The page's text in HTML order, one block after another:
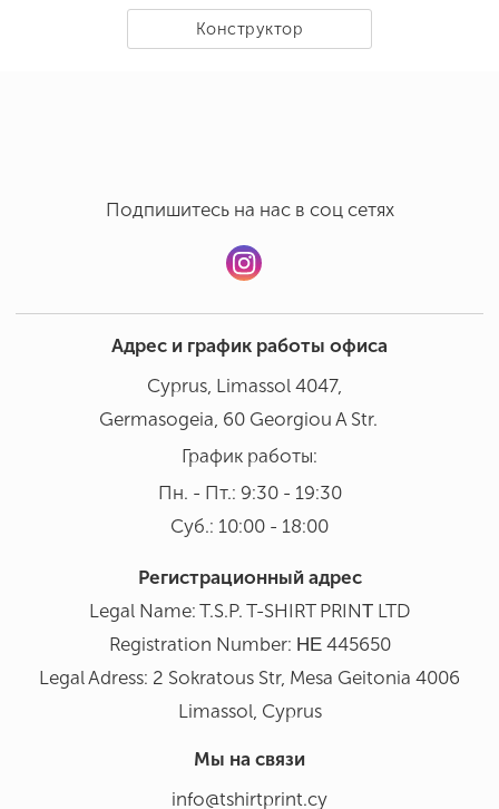
Конструктор
Подпишитесь на нас в соц сетях
Адрес и график работы офиса
Cyprus, Limassol 4047,
Germasogeia, 60 Georgiou A Str.
График работы:
Пн. - Пт.: 9:30 - 19:30
Суб.: 10:00 - 18:00
Регистрационный адрес
Legal Name: T.S.P. T-SHIRT PRINΤ LTD
Registration Number: ΗΕ 445650
Legal Adress: 2 Sokratous Str, Mesa Geitonia 4006
Limassol, Cyprus
Мы на связи
info@tshirtprint.cy